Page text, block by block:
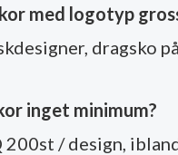
med logotyp
dragsko
inget minimum?
/ design,